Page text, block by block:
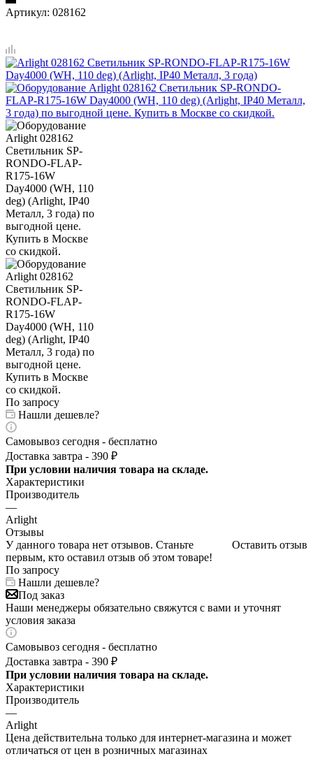
Артикул: 028162
По запросу
Нашли дешевле?
Самовывоз сегодня - бесплатно
Доставка завтра - 390 ₽
При условии наличия товара на складе.
Характеристики
Производитель
—
Arlight
Отзывы
Оставить отзыв
У данного товара нет отзывов. Станьте
первым, кто оставил отзыв об этом товаре!
По запросу
Нашли дешевле?
Под заказ
Наши менеджеры обязательно свяжутся с вами и уточнят
условия заказа
Самовывоз сегодня - бесплатно
Доставка завтра - 390 ₽
При условии наличия товара на складе.
Характеристики
Производитель
—
Arlight
Цена действительна только для интернет-магазина и может
отличаться от цен в розничных магазинах